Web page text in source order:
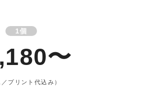
1個
〜
／プリント代込み）